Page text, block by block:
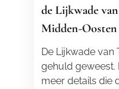
de Lijkwade
Midden-Oosten
De Lijkwade van
gehuld geweest.
meer details die